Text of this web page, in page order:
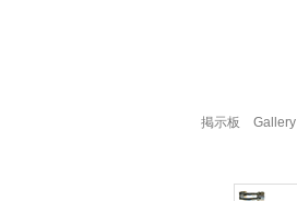
掲示板 Gallery